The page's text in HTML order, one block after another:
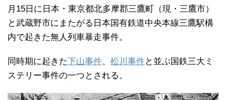
月15日に日本・東京都北多摩郡三鷹町（現・三鷹市）
と武蔵野市にまたがる日本国有鉄道中央本線三鷹駅構
内で起きた無人列車暴走事件。
同時期に起きた下山事件、 松川事件と並ぶ国鉄三大ミ
ステリー事件の一つとされる。